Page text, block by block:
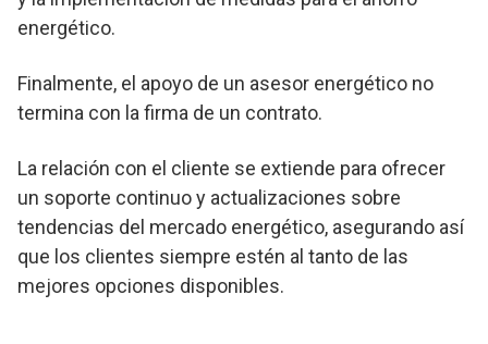
energético.
Finalmente, el apoyo de un asesor energético no
termina con la firma de un contrato.
La relación con el cliente se extiende para ofrecer
un soporte continuo y actualizaciones sobre
tendencias del mercado energético, asegurando así
que los clientes siempre estén al tanto de las
mejores opciones disponibles.